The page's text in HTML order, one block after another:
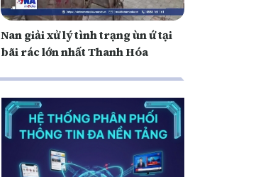
Nan giải xử lý tình trạng ùn ứ tại
bãi rác lớn nhất Thanh Hóa